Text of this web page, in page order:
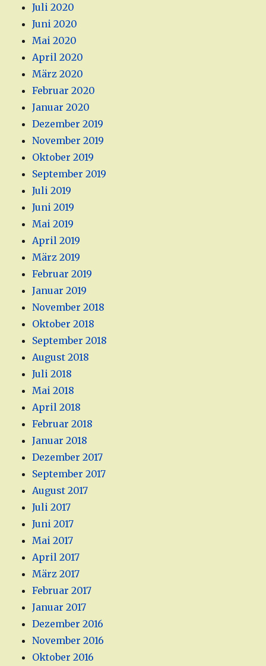
Juli 2020
Juni 2020
Mai 2020
April 2020
März 2020
Februar 2020
Januar 2020
Dezember 2019
November 2019
Oktober 2019
September 2019
Juli 2019
Juni 2019
Mai 2019
April 2019
März 2019
Februar 2019
Januar 2019
November 2018
Oktober 2018
September 2018
August 2018
Juli 2018
Mai 2018
April 2018
Februar 2018
Januar 2018
Dezember 2017
September 2017
August 2017
Juli 2017
Juni 2017
Mai 2017
April 2017
März 2017
Februar 2017
Januar 2017
Dezember 2016
November 2016
Oktober 2016